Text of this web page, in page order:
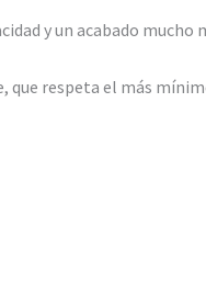
y un acabado mucho
que respeta el más